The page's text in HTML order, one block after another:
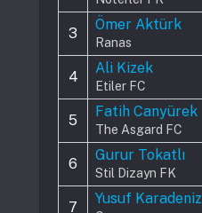
3
Ömer Aktürk
Ranas
4
Ali Kizek
Etiler FC
5
Fatih Canyürek
The Asgard FC
6
Gurur Tokatlı
Stil Dizayn FK
7
Yusuf Karadeniz